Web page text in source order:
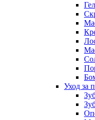
Уход за